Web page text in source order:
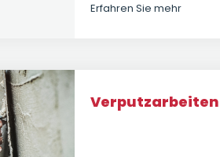
Erfahren Sie mehr
Verputzarbeiten